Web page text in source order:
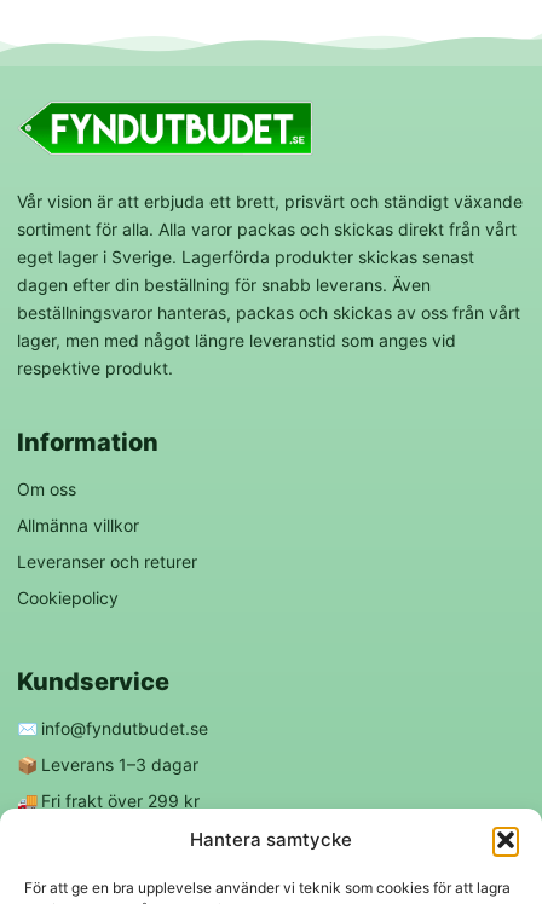
Hantera samtycke
För att ge en bra upplevelse använder vi teknik som cookies för att lagra
Vår vision är att erbjuda ett brett, prisvärt och ständigt växande
sortiment för alla. Alla varor packas och skickas direkt från vårt
eget lager i Sverige. Lagerförda produkter skickas senast
dagen efter din beställning för snabb leverans. Även
beställningsvaror hanteras, packas och skickas av oss från vårt
lager, men med något längre leveranstid som anges vid
respektive produkt.
Information
Om oss
Allmänna villkor
Leveranser och returer
Cookiepolicy
Kundservice
✉️ info@fyndutbudet.se
📦 Leverans 1–3 dagar
🚚 Fri frakt över 299 kr